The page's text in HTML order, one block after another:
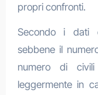
propri confronti.
Secondo i dati
sebbene il
numero di
leggermente in